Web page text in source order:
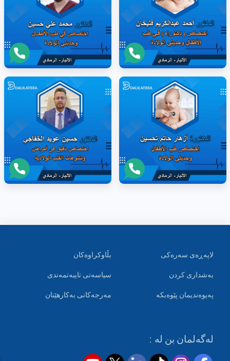
لاپەڕەی سەرەکی
بەشداری کردن
پەیوەندیمان پێوەبکە
بڵاوکراوەکان
سیاسەتی تایبەتمەندی
مەرجەکانی بەکارهێنان
لەگەلمان بن لە :